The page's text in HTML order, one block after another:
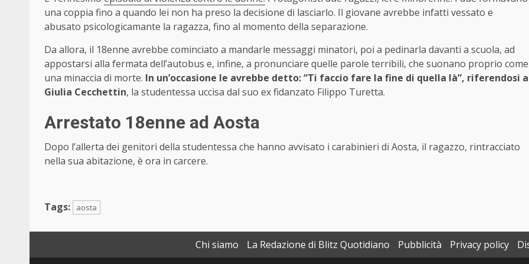
una coppia fino a quando lei non ha preso la decisione di lasciarlo. Il giovane avrebbe infatti vessato e
abusato psicologicamante la ragazza, fino al momento della separazione.
Da allora, il 18enne avrebbe cominciato a mandarle messaggi minatori, poi a pedinarla davanti a scuola, ad
appostarsi alla fermata dell’autobus e, infine, a pronunciare quelle parole terribili, che suonano proprio come
una minaccia di morte. In un’occasione le avrebbe detto: “Ti faccio fare la fine di quella là”, riferendosi a
Giulia Cecchettin, la studentessa uccisa dal suo ex fidanzato Filippo Turetta.
Arrestato 18enne ad Aosta
Dopo l’allerta dei genitori della studentessa che hanno avvisato i carabinieri di Aosta, il ragazzo, rintracciato
nella sua abitazione, è ora in carcere.
Tags: aosta
Chi siamo La Redazione di Blitz Quotidiano Pubblicità Privacy policy